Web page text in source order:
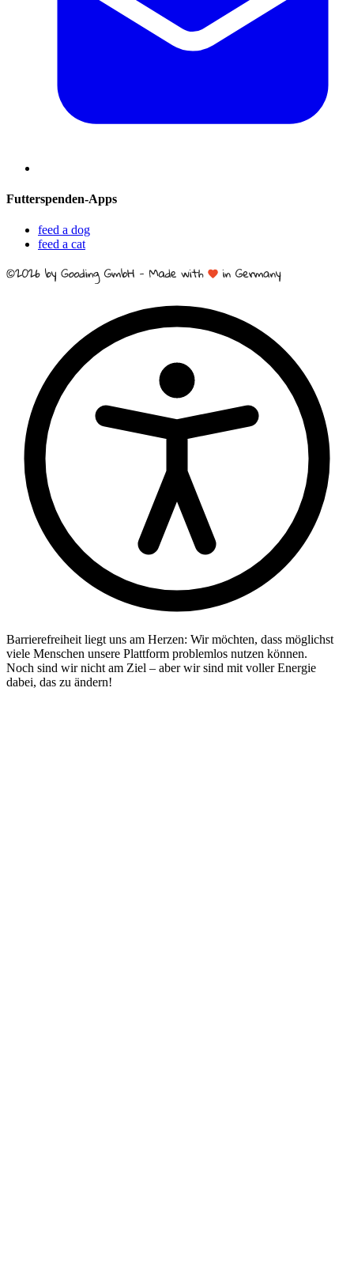
Futterspenden-Apps
feed a dog
feed a cat
Barrierefreiheit liegt uns am Herzen: Wir möchten, dass möglichst
viele Menschen unsere Plattform problemlos nutzen können.
Noch sind wir nicht am Ziel – aber wir sind mit voller Energie
dabei, das zu ändern!